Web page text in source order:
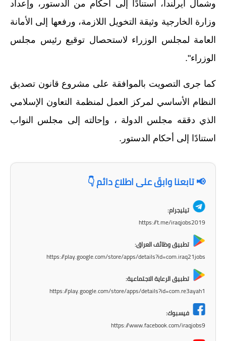
وشمال ايرلندا، استنادًا إلى أحكام من الدستور، وإعداد
وزارة الخارجية وثيقة التخويل اللازمة، ورفعها إلى الأمانة
العامة لمجلس الوزراء لاستحصال توقيع رئيس مجلس
الوزراء".
كما جرى التصويت بالموافقة على مشروع قانون تصديق
النظام الأساسي لمركز العمل لمنظمة التعاون الإسلامي
الذي دققه مجلس الدولة ، وإحالته إلى مجلس النواب
استنادًا إلى أحكام الدستور.
📢 تابعنا وابقَ على اطلاع دائم 👇
تيليجرام:
https://t.me/iraqjobs2019
تطبيق وظائف العراق:
https://play.google.com/store/apps/details?id=com.iraq21jobs
تطبيق الرعاية الاجتماعية:
https://play.google.com/store/apps/details?id=com.re3ayah1
فيسبوك:
https://www.facebook.com/iraqjobs9